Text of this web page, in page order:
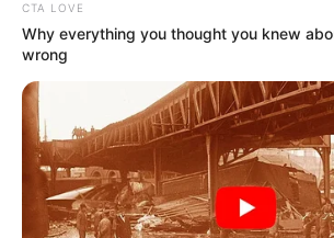
CTA LOVE
Why everything you thought you knew
wrong